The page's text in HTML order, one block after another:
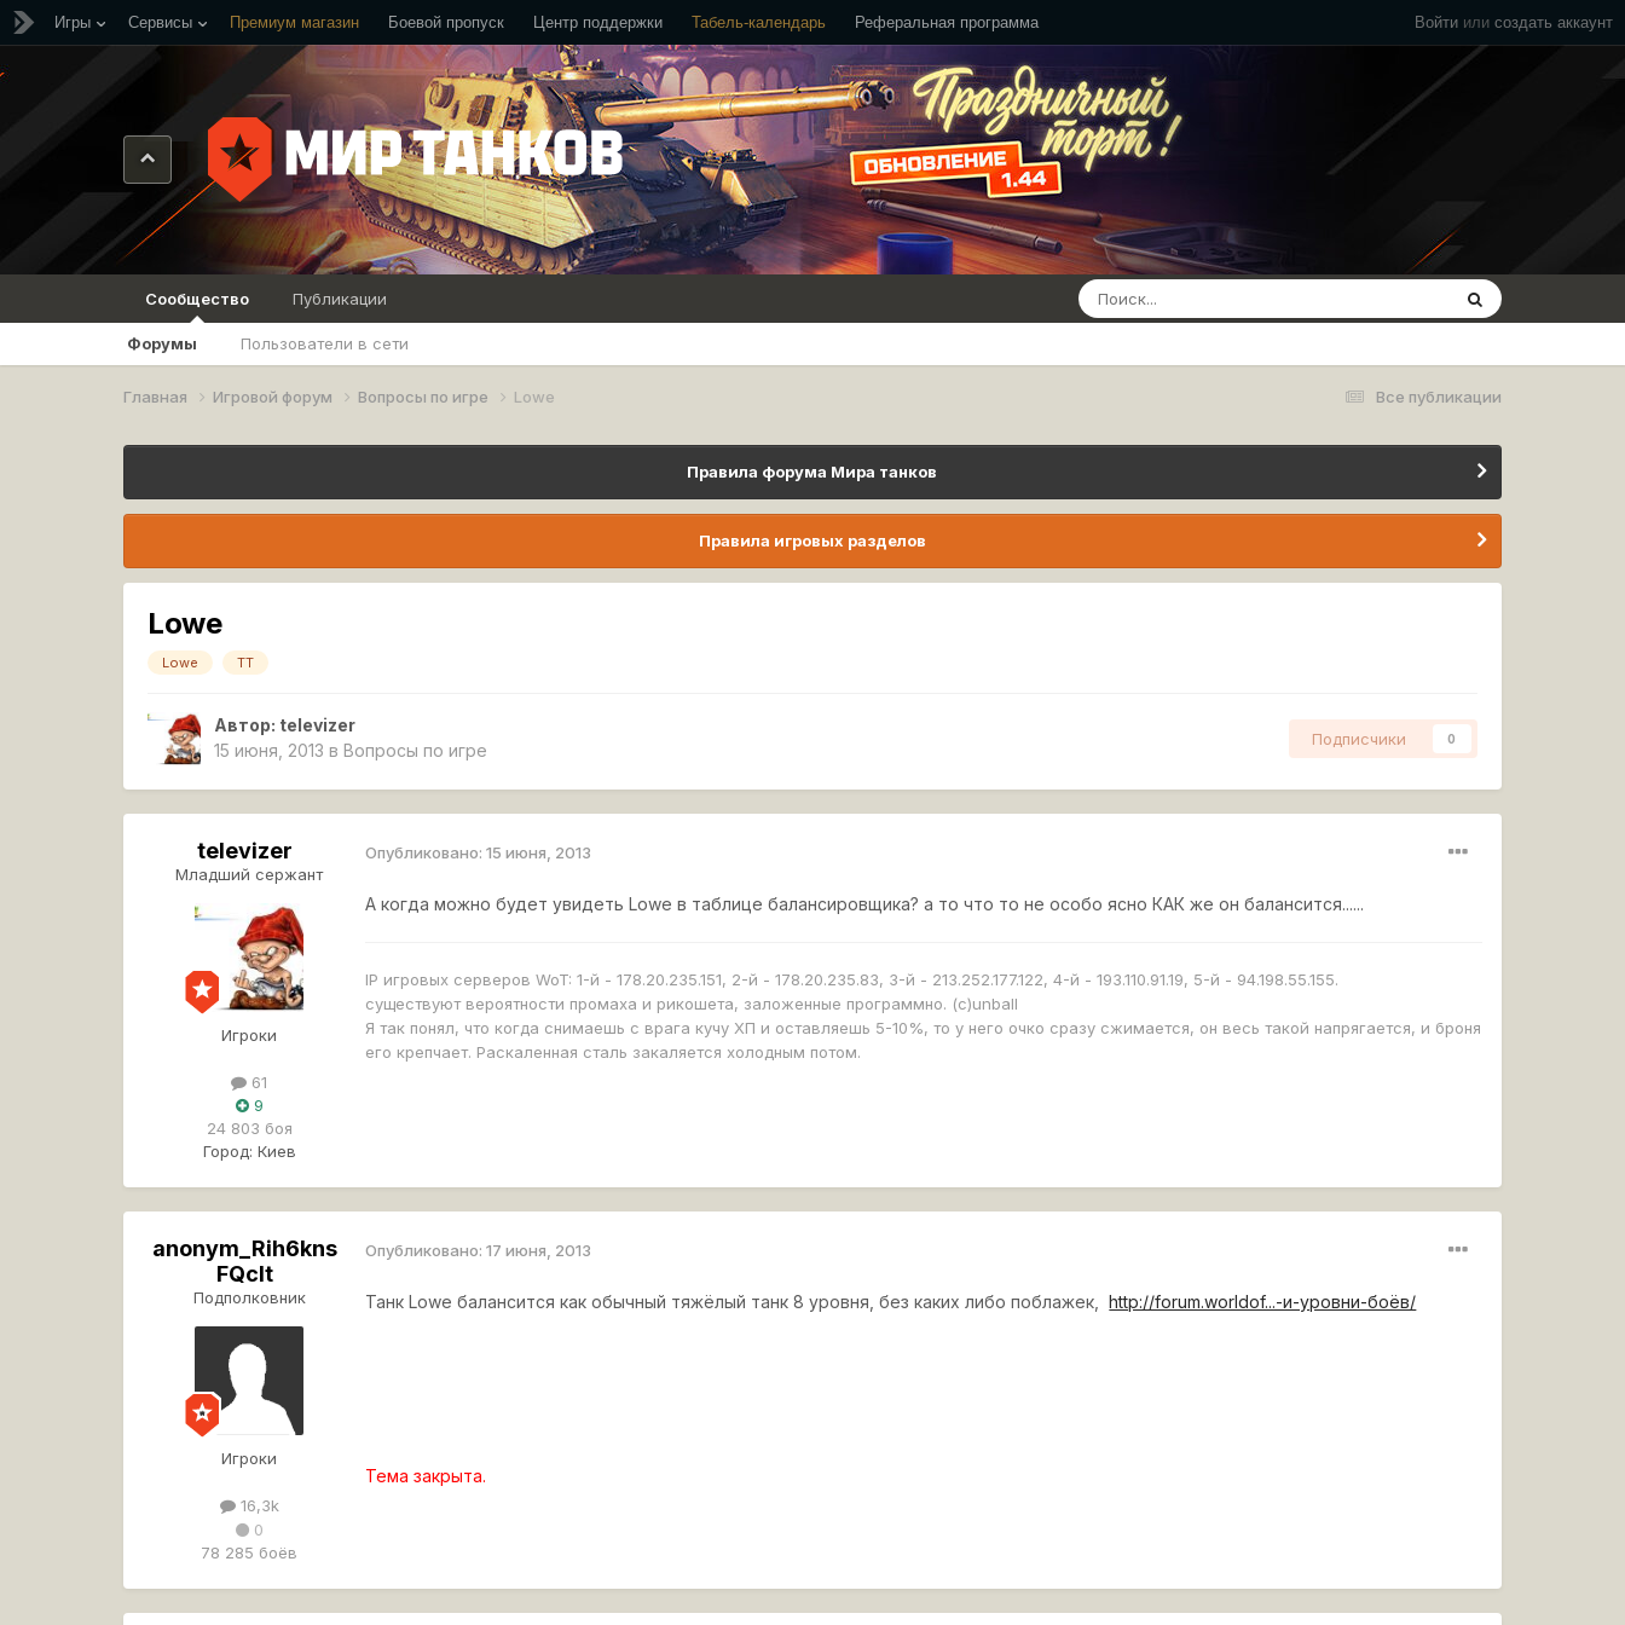
Войти или создать аккаунт
Игры Сервисы Премиум магазин Боевой пропуск Центр поддержки Табель-календарь Реферальная программа
Сообщество
Форумы Пользователи в сети
Публикации
Все публикации
Главная Игровой форум Вопросы по игре Lowe
Правила форума Мира танков
Правила игровых разделов
Lowe
Lowe ТТ
Автор: televizer
15 июня, 2013 в Вопросы по игре
Подписчики 0
televizer
Младший сержант
Игроки
61
9
24 803 боя
Город: Киев
Опубликовано:15 июня, 2013
А когда можно будет увидеть Lowe в таблице балансировщика? а то что то не особо ясно КАК же он балансится......
IP игровых серверов WoT: 1-й - 178.20.235.151, 2-й - 178.20.235.83, 3-й - 213.252.177.122, 4-й - 193.110.91.19, 5-й - 94.198.55.155.
существуют вероятности промаха и рикошета, заложенные программно. (с)unball
Я так понял, что когда снимаешь с врага кучу ХП и оставляешь 5-10%, то у него очко сразу сжимается, он весь такой напрягается, и броня
его крепчает. Раскаленная сталь закаляется холодным потом.
anonym_Rih6kns
FQcIt
Подполковник
Игроки
16,3k
0
78 285 боёв
Опубликовано:17 июня, 2013
Танк Lowe балансится как обычный тяжёлый танк 8 уровня, без каких либо поблажек,http://forum.worldof...-и-уровни-боёв/
Тема закрыта.